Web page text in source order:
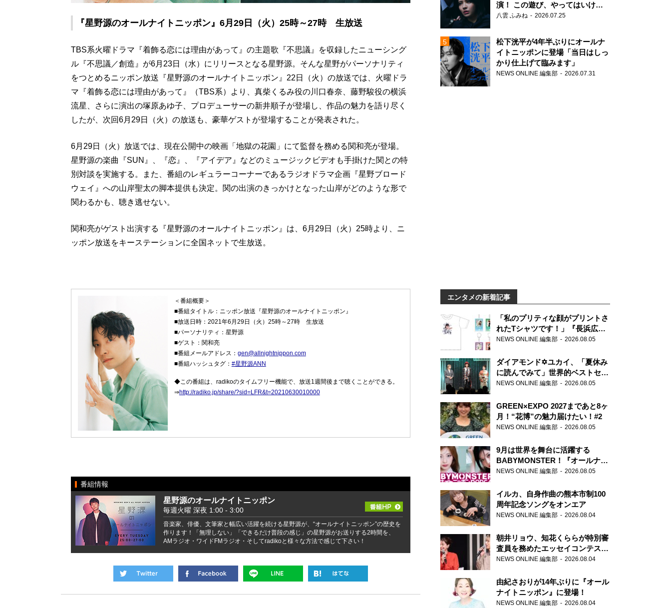
『星野源のオールナイトニッポン』6月29日（火）25時～27時 生放送
TBS系火曜ドラマ『着飾る恋には理由があって』の主題歌『不思議』を収録したニューシング
ル『不思議／創造』が6月23日（水）にリリースとなる星野源。そんな星野がパーソナリティ
をつとめるニッポン放送『星野源のオールナイトニッポン』22日（火）の放送では、火曜ドラ
マ『着飾る恋には理由があって』（TBS系）より、真柴くるみ役の川口春奈、藤野駿役の横浜
流星、さらに演出の塚原あゆ子、プロデューサーの新井順子が登場し、作品の魅力を語り尽く
したが、次回6月29日（火）の放送も、豪華ゲストが登場することが発表された。
6月29日（火）放送では、現在公開中の映画「地獄の花園」にて監督を務める関和亮が登場。
星野源の楽曲『SUN』、『恋』、『アイデア』などのミュージックビデオも手掛けた関との特
別対談を実施する。また、番組のレギュラーコーナーであるラジオドラマ企画『星野ブロード
ウェイ』への山岸聖太の脚本提供も決定。関の出演のきっかけとなった山岸がどのような形で
関わるかも、聴き逃せない。
関和亮がゲスト出演する『星野源のオールナイトニッポン』は、6月29日（火）25時より、ニ
ッポン放送をキーステーションに全国ネットで生放送。
＜番組概要＞
■番組タイトル：ニッポン放送『星野源のオールナイトニッポン』
■放送日時：2021年6月29日（火）25時～27時 生放送
■パーソナリティ：星野源
■ゲスト：関和亮
■番組メールアドレス： gen@allnightnippon.com
■番組ハッシュタグ： #星野源ANN
◆この番組は、radikoのタイムフリー機能で、放送1週間後まで聴くことができる。
⇒http://radiko.jp/share/?sid=LFR&t=20210630010000
番組情報
星野源のオールナイトニッポン
毎週火曜 深夜 1:00 - 3:00
音楽家、俳優、文筆家と幅広い活躍を続ける星野源が、“オールナイトニッポン”の歴史を
作ります！「無理しない」「できるだけ普段の感じ」の星野源がお送りする2時間を、
AMラジオ・ワイドFMラジオ・そしてradikoと様々な方法で感じて下さい！
演！ この遊び、やってはいけま
せん。
八雲 ふみね 2026.07.25
松下洸平が4年半ぶりにオールナ
イトニッポンに登場「当日はしっ
かり仕上げて臨みます」
NEWS ONLINE 編集部 2026.07.31
エンタメの新着記事
「私のプリティな顔がプリントさ
れたTシャツです！」『長浜広奈
天下無双』初の番組グッズ発売
NEWS ONLINE 編集部 2026.08.05
ダイアモンド✡ユカイ、「夏休み
に読んでみて」世界的ベストセラ
ー『アナスタシア』を紹介
NEWS ONLINE 編集部 2026.08.05
GREEN×EXPO 2027まであと8ヶ
月！“花博”の魅力届けたい！#2
NEWS ONLINE 編集部 2026.08.05
9月は世界を舞台に活躍する
BABYMONSTER！『オールナイ
トニッポンPODCAST』月替わり
NEWS ONLINE 編集部 2026.08.05
イルカ、自身作曲の熊本市制100
周年記念ソングをオンエア
NEWS ONLINE 編集部 2026.08.04
朝井リョウ、知花くららが特別審
査員を務めたエッセイコンテスト
の特別番組「#いまあなたに伝え
NEWS ONLINE 編集部 2026.08.04
由紀さおりが14年ぶりに『オール
ナイトニッポン』に登場！
NEWS ONLINE 編集部 2026.08.04